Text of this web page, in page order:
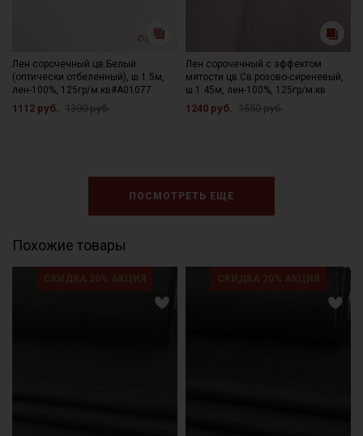
Лен сорочечный цв.Белый
(оптически отбеленный), ш.1.5м,
лен-100%, 125гр/м.кв#А01077
1112 руб. 1390 руб.
Лен сорочечный с эффектом
мятости цв.Св.розово-сиреневый,
ш.1.45м, лен-100%, 125гр/м.кв
1240 руб. 1550 руб.
ПОСМОТРЕТЬ ЕЩЕ
Похожие товары